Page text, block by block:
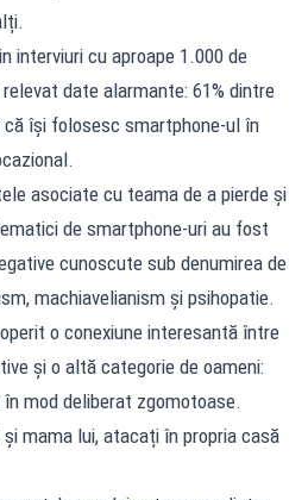
interviuri cu aproape 1.000 de
date alarmante: 61% dintre
își folosesc smartphone-ul în
asociate cu teama de a pierde și
de smartphone-uri au fost
cunoscute sub denumirea de
machiavelianism și psihopatie.
o conexiune interesantă între
și o altă categorie de oameni:
mod deliberat zgomotoase.
mama lui, atacați în propria casă